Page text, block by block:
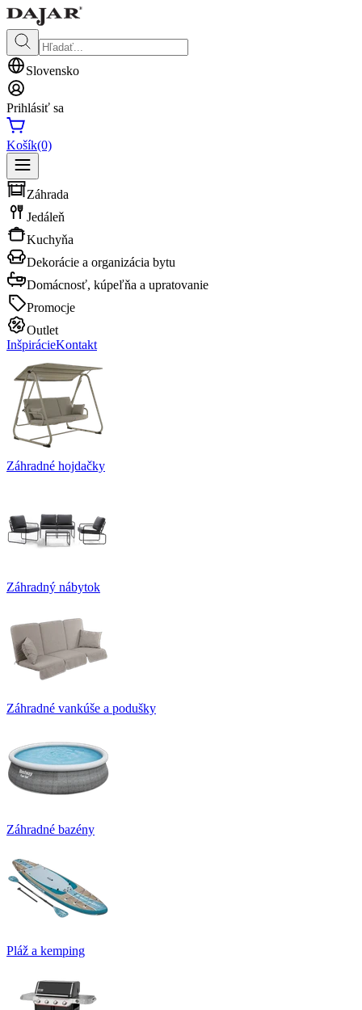
Slovensko
Prihlásiť sa
Košík(0)
Záhrada
Jedáleň
Kuchyňa
Dekorácie a organizácia bytu
Domácnosť, kúpeľňa a upratovanie
Promocje
Outlet
InšpirácieKontakt
Záhradné hojdačky
Záhradný nábytok
Záhradné vankúše a podušky
Záhradné bazény
Pláž a kemping